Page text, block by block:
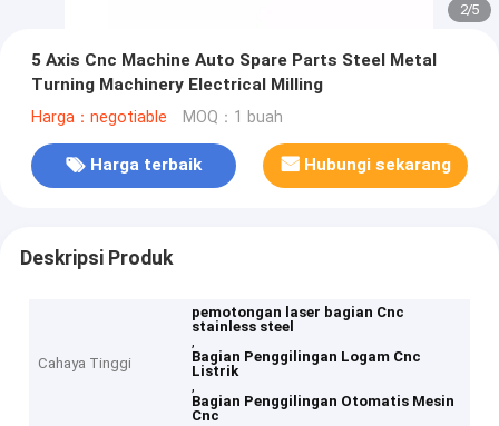
2/5
5 Axis Cnc Machine Auto Spare Parts Steel Metal
Turning Machinery Electrical Milling
Harga：negotiable MOQ：1 buah
Harga terbaik Hubungi sekarang
Deskripsi Produk
Cahaya Tinggi
pemotongan laser bagian Cnc
stainless steel
,
Bagian Penggilingan Logam Cnc
Listrik
,
Bagian Penggilingan Otomatis Mesin
Cnc